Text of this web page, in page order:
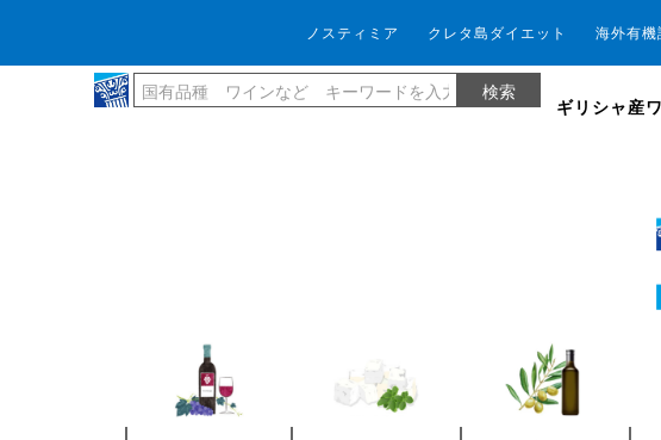
海外有機
クレタ島ダイエット
ノスティミア
ギリシャ産